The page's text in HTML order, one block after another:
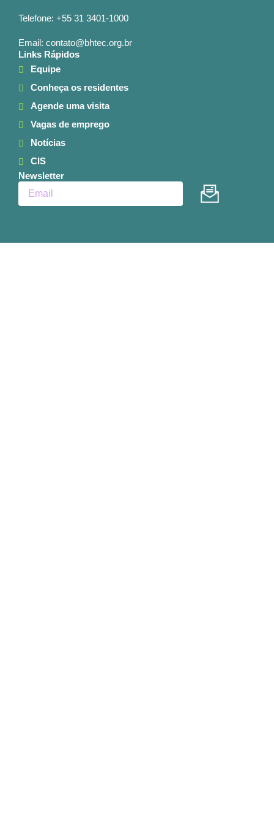
Telefone: +55 31 3401-1000
Email: contato@bhtec.org.br
Links Rápidos
Equipe
Conheça os residentes
Agende uma visita
Vagas de emprego
Notícias
CIS
Newsletter
Enviar